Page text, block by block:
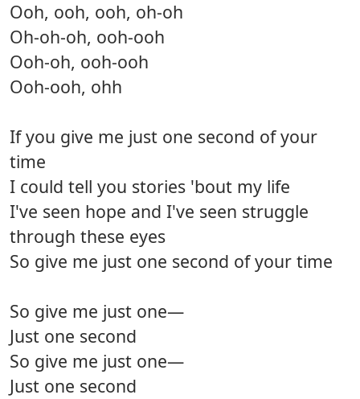
Ooh, ooh, ooh, oh-oh
Oh-oh-oh, ooh-ooh
Ooh-oh, ooh-ooh
Ooh-ooh, ohh
If you give me just one second of your
time
I could tell you stories 'bout my life
I've seen hope and I've seen struggle
through these eyes
So give me just one second of your time
So give me just one—
Just one second
So give me just one—
Just one second